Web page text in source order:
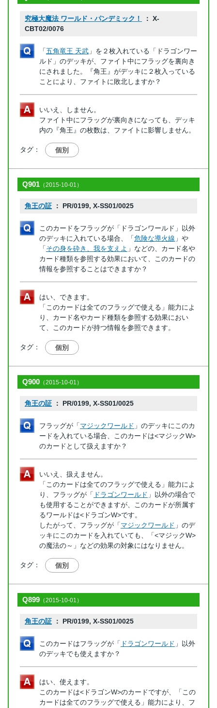
究極大魔法 ワールド・パンデミック！
： X-
CBT02/0076
「五角竜王 天武 」を２枚入れている「ドラゴンワー
ルド」のデッキが、ファイト中にフラッグを裏向き
にされました。『角王』がデッキに２枚入っている
ことにより、ファイトに敗北しますか？
いいえ、しません。
ファイト中にフラッグが裏向きになっても、デッキ
内の『角王』の枚数は、ファイトに影響しません。
タグ： 個別
Q901 （2015-10-01）
角王の証 ： PR/0199, X-SS01/0025
このカードをフラッグが「ドラゴンワールド」以外
のデッキに入れている場合、「危険な導火線 」や
「その身を砕き、我を支えよ 」などの、カード名や
カード種類を参照する効果において、このカードの
情報を参照することはできますか？
はい、できます。
「このカードは全てのフラッグで使える」能力によ
り、カード名やカード種類を参照する効果におい
て、このカードが持つ情報を参照できます。
タグ： 個別
Q900 （2015-10-01）
角王の証 ： PR/0199, X-SS01/0025
フラッグが「マジックワールド 」のデッキにこのカ
ードを入れている場合、このカードは<マジックW>
のカードとして扱えますか？
いいえ、扱えません。
「このカードは全てのフラッグで使える」能力によ
り、フラッグが「 ドラゴンワールド 」以外の場合で
も使用することができますが、このカードが所属す
るワールドは<ドラゴンW>です。
したがって、フラッグが「マジックワールド 」のデ
ッキにこのカードを入れていても、「<マジックW>
の魔法の～」などの効果の対象にはなりません。
タグ： 個別
Q899 （2015-10-01）
角王の証 ： PR/0199, X-SS01/0025
このカードはフラッグが「 ドラゴンワールド 」以外
のデッキでも使えますか？
はい、使えます。
このカードは<ドラゴンW>のカードですが、「この
カードは全てのフラッグで使える」能力により、フ